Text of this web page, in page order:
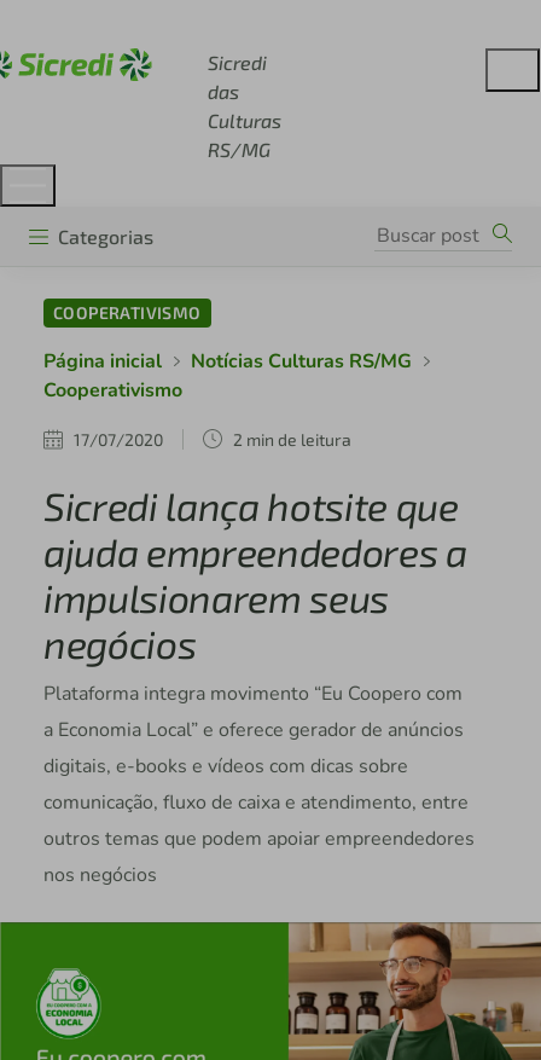
Sicredi
das
Culturas
RS/MG
Categorias
COOPERATIVISMO
Página inicial
Notícias Culturas RS/MG
Cooperativismo
17/07/2020 2 min de leitura
Sicredi lança hotsite que
ajuda empreendedores a
impulsionarem seus
negócios
Plataforma integra movimento “Eu Coopero com
a Economia Local” e oferece gerador de anúncios
digitais, e-books e vídeos com dicas sobre
comunicação, fluxo de caixa e atendimento, entre
outros temas que podem apoiar empreendedores
nos negócios